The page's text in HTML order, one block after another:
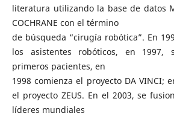
literatura utilizando la base de datos
COCHRANE con el término
de búsqueda “cirugía robótica”. En
los asistentes robóticos, en 1997,
primeros pacientes, en
1998 comienza el proyecto DA VINCI;
el proyecto ZEUS. En el 2003, se
líderes mundiales